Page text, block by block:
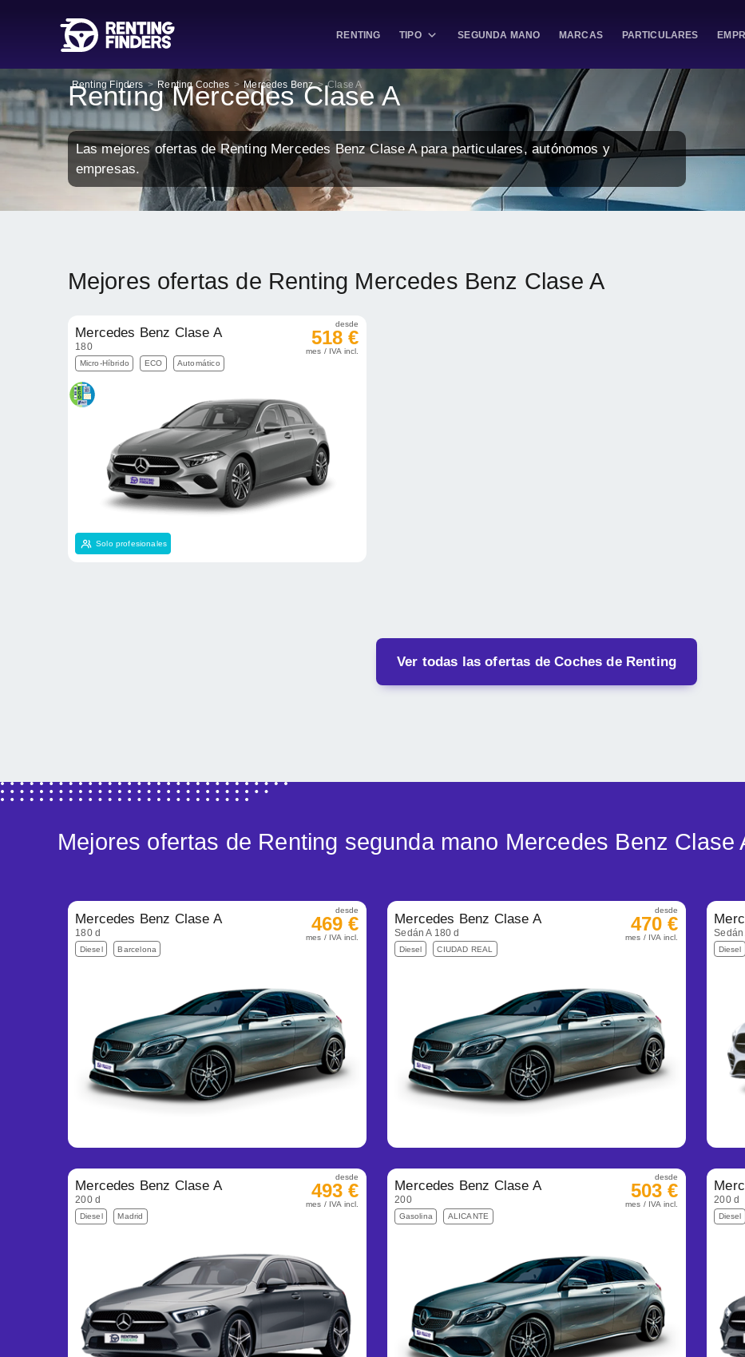
RENTING TIPO SEGUNDA MANO MARCAS PARTICULARES
Renting Finders > Renting Coches > Mercedes Benz > Clase A
Renting Mercedes Clase A
Las mejores ofertas de Renting Mercedes Benz Clase A para particulares, autónomos y
empresas.
Mejores ofertas de Renting Mercedes Benz Clase A
Mercedes Benz Clase A
180
Micro-Híbrido ECO Automático
desde
518 €
mes / IVA incl.
Solo profesionales
Ver todas las ofertas de Coches de Renting
Mejores ofertas de Renting segunda mano Mercedes Benz Clase
Mercedes Benz Clase A
180 d
Diesel Barcelona
desde
469 €
mes / IVA incl.
Mercedes Benz Clase A
Sedán A 180 d
Diesel CIUDAD REAL
desde
470 €
mes / IVA incl. Sedán
Diesel
Mercedes Benz Clase A
200 d
Diesel Madrid
desde
493 €
mes / IVA incl.
Mercedes Benz Clase A
200
Gasolina ALICANTE
desde
503 €
mes / IVA incl. 200 d
Diesel